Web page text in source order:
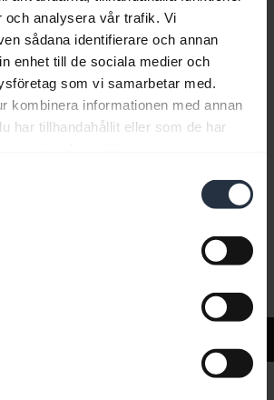
och analysera vår trafik. Vi
sådana identifierare och annan
enhet till de sociala medier och
som vi samarbetar med.
kombinera informationen med annan
har tillhandahållit eller som de har
Vanliga frågor
Produktdokument